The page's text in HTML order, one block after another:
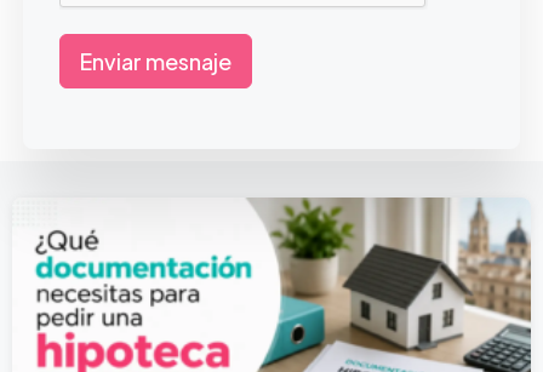
Enviar mesnaje